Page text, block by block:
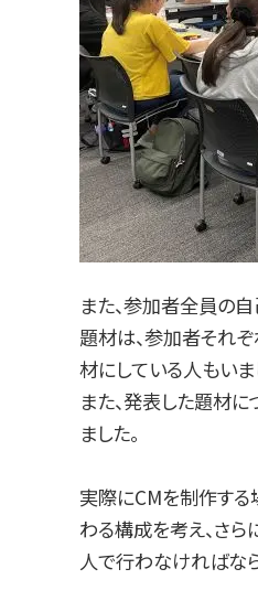
また、参加者全員の
題材は、参加者それ
材にしている人もいま
また、発表した題材
ました。
実際にCMを制作する
わる構成を考え、さ
人で行わなければな